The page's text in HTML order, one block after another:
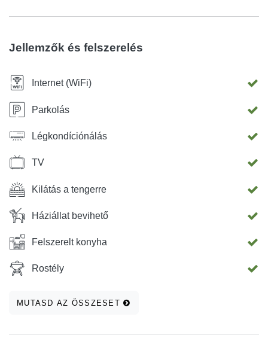
Jellemzők és felszerelés
Internet (WiFi)
Parkolás
Légkondíciónálás
TV
Kilátás a tengerre
Háziállat bevihető
Felszerelt konyha
Rostély
MUTASD AZ ÖSSZESET